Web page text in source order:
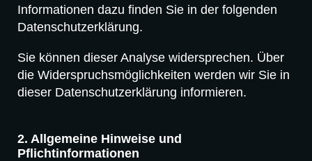
Informationen dazu finden Sie in der folgenden
Datenschutzerklärung.
Sie können dieser Analyse widersprechen. Über
die Widerspruchsmöglichkeiten werden wir Sie in
dieser Datenschutzerklärung informieren.
2. Allgemeine Hinweise und
Pflichtinformationen